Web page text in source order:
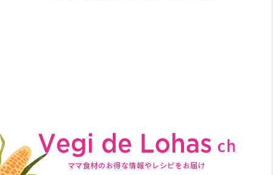
ママ食材のお得な情報やレシピをお届け